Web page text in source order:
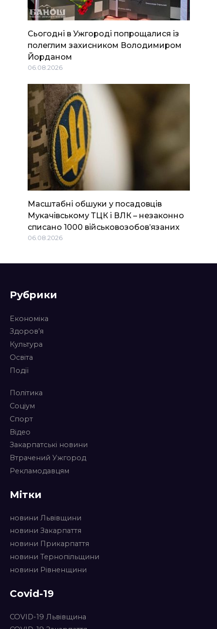
Сьогодні в Ужгороді попрощалися із
полеглим захисником Володимиром
Йорданом
06.08.2026
Масштабні обшуки у посадовців
Мукачівському ТЦК і ВЛК – незаконно
списано 1000 військовозобов’язаних
06.08.2026
Рубрики
Економіка
Здоров’я
Культура
Освіта
Події
Політика
Соціум
Спорт
Відео
Закарпатські новини
Втрачений Ужгород
Рекламодавцям
Мітки
новини Львівщини
новини Закарпаття
новини Прикарпаття
новини Тернопільщини
новини Рівненщини
Covid-19
COVID-19 Львівщина